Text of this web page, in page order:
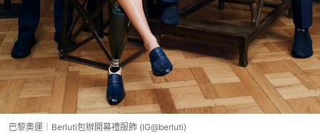
巴黎奧運｜Berluti包辦開幕禮服飾 (IG@berluti)